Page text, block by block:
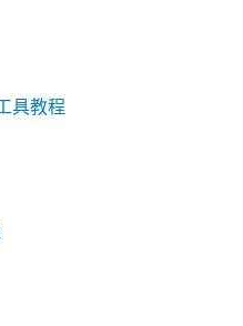
具教程